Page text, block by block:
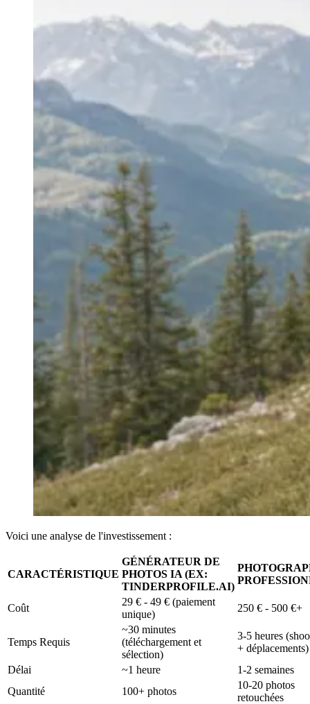
Voici une analyse de l'investissement :
CARACTÉRISTIQUE
GÉNÉRATEUR DE
PHOTOS IA (EX:
TINDERPROFILE.AI)
Coût
29 € - 49 € (paiement
unique)
250 € - 500 €+
Temps Requis
~30 minutes
(téléchargement et
sélection)
3-5 heures
+ déplacements)
Délai
~1 heure
1-2 semaines
Quantité
100+ photos
10-20 photos
retouchées